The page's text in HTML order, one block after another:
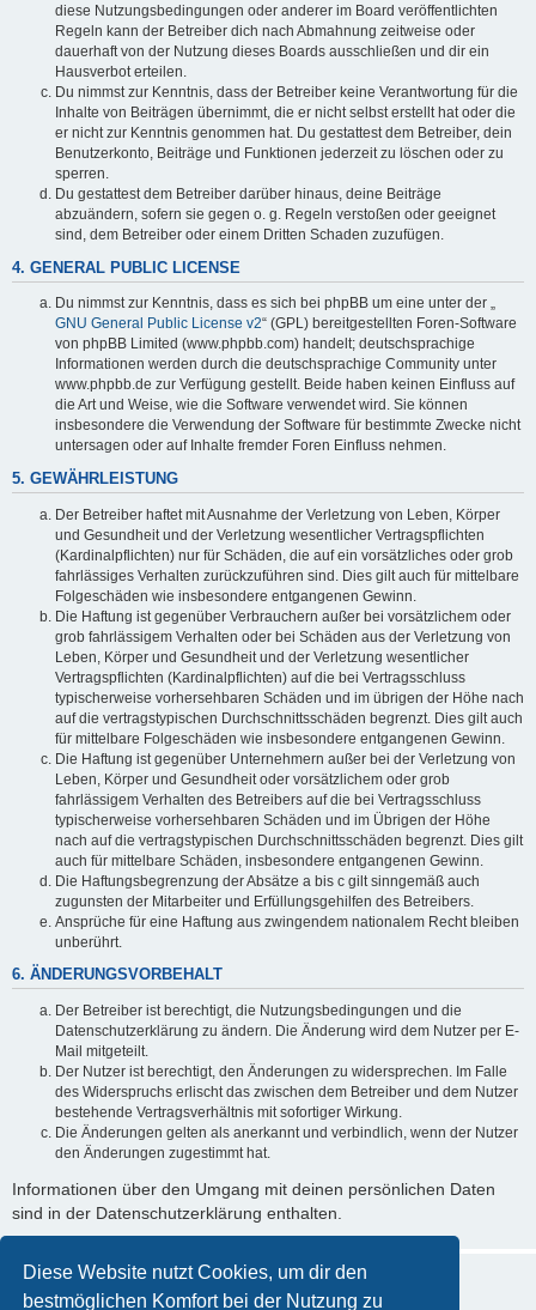
Diese Website nutzt Cookies, um dir den
bestmöglichen Komfort bei der Nutzung zu
diese Nutzungsbedingungen oder anderer im Board veröffentlichten
Regeln kann der Betreiber dich nach Abmahnung zeitweise oder
dauerhaft von der Nutzung dieses Boards ausschließen und dir ein
Hausverbot erteilen.
Du nimmst zur Kenntnis, dass der Betreiber keine Verantwortung für die
Inhalte von Beiträgen übernimmt, die er nicht selbst erstellt hat oder die
er nicht zur Kenntnis genommen hat. Du gestattest dem Betreiber, dein
Benutzerkonto, Beiträge und Funktionen jederzeit zu löschen oder zu
sperren.
Du gestattest dem Betreiber darüber hinaus, deine Beiträge
abzuändern, sofern sie gegen o. g. Regeln verstoßen oder geeignet
sind, dem Betreiber oder einem Dritten Schaden zuzufügen.
4. GENERAL PUBLIC LICENSE
Du nimmst zur Kenntnis, dass es sich bei phpBB um eine unter der „
GNU General Public License v2“ (GPL) bereitgestellten Foren-Software
von phpBB Limited (www.phpbb.com) handelt; deutschsprachige
Informationen werden durch die deutschsprachige Community unter
www.phpbb.de zur Verfügung gestellt. Beide haben keinen Einfluss auf
die Art und Weise, wie die Software verwendet wird. Sie können
insbesondere die Verwendung der Software für bestimmte Zwecke nicht
untersagen oder auf Inhalte fremder Foren Einfluss nehmen.
5. GEWÄHRLEISTUNG
Der Betreiber haftet mit Ausnahme der Verletzung von Leben, Körper
und Gesundheit und der Verletzung wesentlicher Vertragspflichten
(Kardinalpflichten) nur für Schäden, die auf ein vorsätzliches oder grob
fahrlässiges Verhalten zurückzuführen sind. Dies gilt auch für mittelbare
Folgeschäden wie insbesondere entgangenen Gewinn.
Die Haftung ist gegenüber Verbrauchern außer bei vorsätzlichem oder
grob fahrlässigem Verhalten oder bei Schäden aus der Verletzung von
Leben, Körper und Gesundheit und der Verletzung wesentlicher
Vertragspflichten (Kardinalpflichten) auf die bei Vertragsschluss
typischerweise vorhersehbaren Schäden und im übrigen der Höhe nach
auf die vertragstypischen Durchschnittsschäden begrenzt. Dies gilt auch
für mittelbare Folgeschäden wie insbesondere entgangenen Gewinn.
Die Haftung ist gegenüber Unternehmern außer bei der Verletzung von
Leben, Körper und Gesundheit oder vorsätzlichem oder grob
fahrlässigem Verhalten des Betreibers auf die bei Vertragsschluss
typischerweise vorhersehbaren Schäden und im Übrigen der Höhe
nach auf die vertragstypischen Durchschnittsschäden begrenzt. Dies gilt
auch für mittelbare Schäden, insbesondere entgangenen Gewinn.
Die Haftungsbegrenzung der Absätze a bis c gilt sinngemäß auch
zugunsten der Mitarbeiter und Erfüllungsgehilfen des Betreibers.
Ansprüche für eine Haftung aus zwingendem nationalem Recht bleiben
unberührt.
6. ÄNDERUNGSVORBEHALT
Der Betreiber ist berechtigt, die Nutzungsbedingungen und die
Datenschutzerklärung zu ändern. Die Änderung wird dem Nutzer per E-
Mail mitgeteilt.
Der Nutzer ist berechtigt, den Änderungen zu widersprechen. Im Falle
des Widerspruchs erlischt das zwischen dem Betreiber und dem Nutzer
bestehende Vertragsverhältnis mit sofortiger Wirkung.
Die Änderungen gelten als anerkannt und verbindlich, wenn der Nutzer
den Änderungen zugestimmt hat.
Informationen über den Umgang mit deinen persönlichen Daten
sind in der Datenschutzerklärung enthalten.